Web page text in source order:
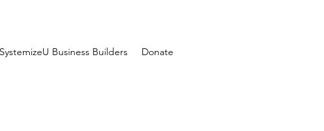
SystemizeU Business Builders Donate